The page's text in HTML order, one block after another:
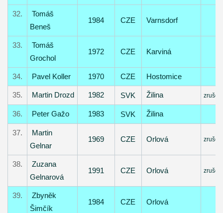
32.
Tomáš
Beneš
1984 CZE Varnsdorf
33.
Tomáš
Grochol
1972 CZE Karviná
34. Pavel Koller 1970 CZE Hostomice
35. Martin Drozd 1982 SVK Žilina
36. Peter Gažo 1983 SVK Žilina
37.
Martin
Gelnar
1969 CZE Orlová
38.
Zuzana
Gelnarová
1991 CZE Orlová
39.
Zbyněk
Šimčík
1984 CZE Orlová